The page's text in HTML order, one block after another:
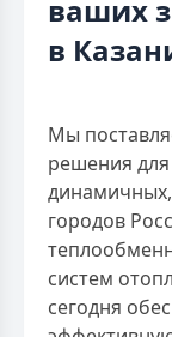
ваших
в
Мы
решения
городов
систем
сегодня